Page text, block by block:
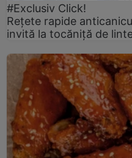
#Exclusiv Click!
Rețete rapide
invită la tocăniță de